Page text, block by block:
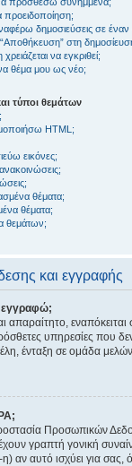
προειδοποίηση;
δημοσιεύσεις σε έναν
“Αποθήκευση” στη
να εγκριθεί;
θέμα μου ως νέο;
τύποι θεμάτων
HTML;
εικόνες;
ανακοινώσεις;
θέματα;
θέματα;
θεμάτων;
και εγγραφής
εγγραφώ;
απαραίτητο,
υπηρεσίες που
ένταξη σε ομάδα
Προσωπικών
γραπτή γονική
η) αν αυτό ισχύει για